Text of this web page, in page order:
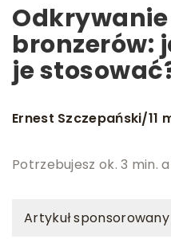
bronzerów:
je
Ernest Szczepański/11
Potrzebujesz ok. 3 min.
Artykuł sponsorowany